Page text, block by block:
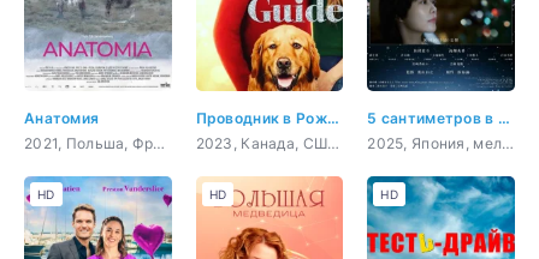
Анатомия
2021, Польша, Франция,
Проводник в Рождество
2023, Канада, США, мелодрама
5 сантиметров в секунду
2025, Япония, мелодрама, драма
HD HD HD